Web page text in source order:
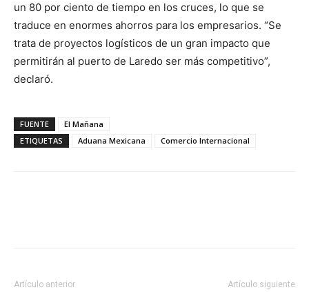
un 80 por ciento de tiempo en los cruces, lo que se
traduce en enormes ahorros para los empresarios. “Se
trata de proyectos logísticos de un gran impacto que
permitirán al puerto de Laredo ser más competitivo”,
declaró.
FUENTE
El Mañana
ETIQUETAS
Aduana Mexicana Comercio Internacional
Artículo anterior Artículo siguiente